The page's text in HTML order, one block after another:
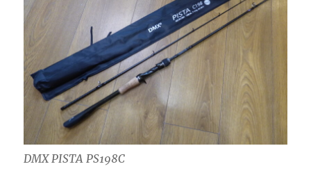
DMX PISTA PS198C